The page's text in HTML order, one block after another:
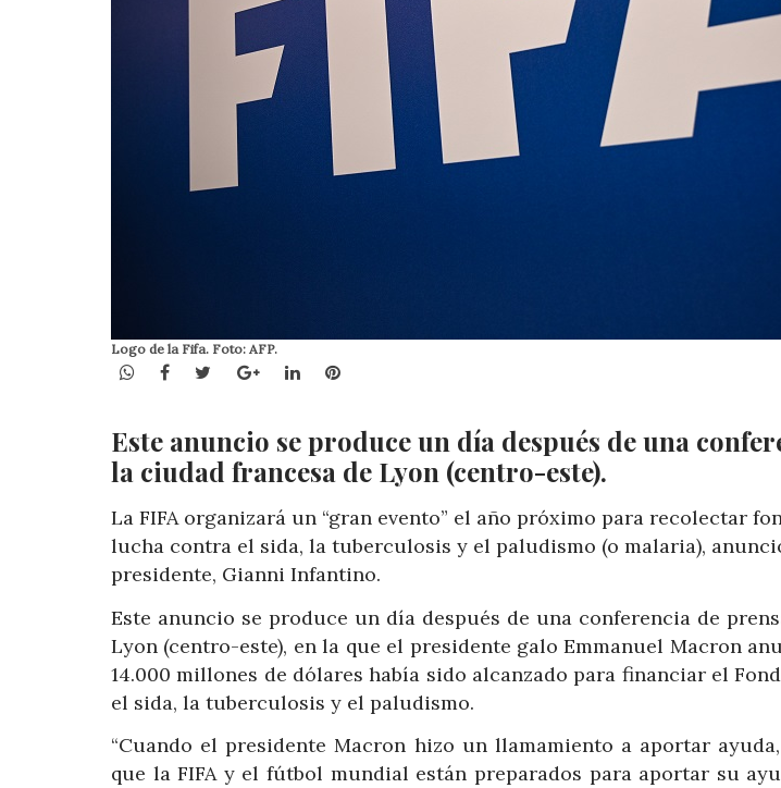
Logo de la Fifa. Foto: AFP.
WhatsApp
Facebook
TwitterGoogle+LinkedInPinterest
Este anuncio se produce un día después de una
la ciudad francesa de Lyon (centro-este).
La FIFA organizará un “gran evento” el año próximo para recolectar
lucha contra el sida, la tuberculosis y el paludismo (o malaria),
presidente, Gianni Infantino.
Este anuncio se produce un día después de una conferencia de
Lyon (centro-este), en la que el presidente galo Emmanuel Macron
14.000 millones de dólares había sido alcanzado para financiar el
el sida, la tuberculosis y el paludismo.
“Cuando el presidente Macron hizo un llamamiento a aportar
que la FIFA y el fútbol mundial están preparados para aportar su